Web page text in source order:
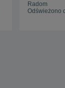
Radom
Odświeżono